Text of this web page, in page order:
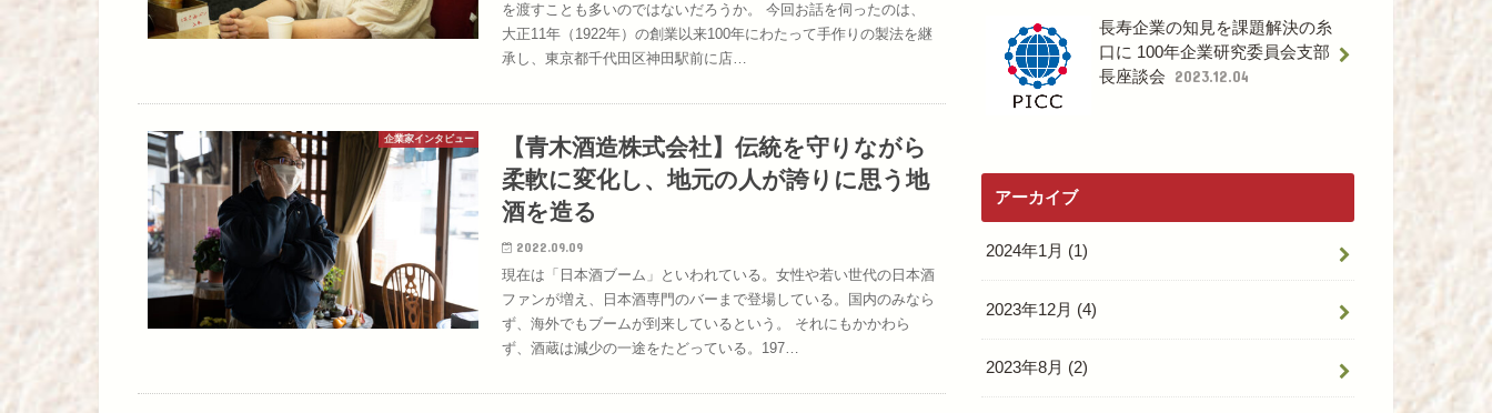
を渡すことも多いのではないだろうか。 今回お話を伺ったのは、
大正11年（1922年）の創業以来100年にわたって手作りの製法を継
承し、東京都千代田区神田駅前に店…
企業家インタビュー
【⻘木酒造株式会社】伝統を守りながら
柔軟に変化し、地元の人が誇りに思う地
酒を造る
2022.09.09
現在は「日本酒ブーム」といわれている。女性や若い世代の日本酒
ファンが増え、日本酒専門のバーまで登場している。国内のみなら
ず、海外でもブームが到来しているという。 それにもかかわら
ず、酒蔵は減少の一途をたどっている。197…
長寿企業の知見を課題解決の糸
口に 100年企業研究委員会支部
長座談会
2023.12.04
アーカイブ
2024年1月 (1)
2023年12月 (4)
2023年8月 (2)